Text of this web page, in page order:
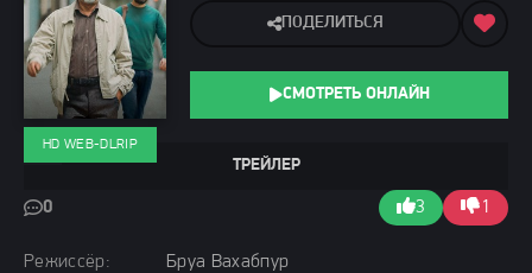
Режиссёр:
Бруа Вахабпур
ТРЕЙЛЕР
0 3 1
HD WEB-DLRIP
ПОДЕЛИТЬСЯ
СМОТРЕТЬ ОНЛАЙН